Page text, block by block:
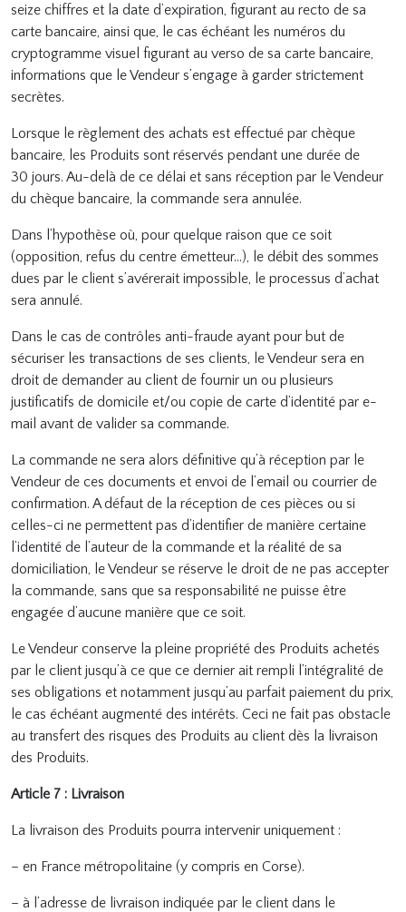
seize chiffres et la date d’expiration, figurant au recto de sa
carte bancaire, ainsi que, le cas échéant les numéros du
cryptogramme visuel figurant au verso de sa carte bancaire,
informations que le Vendeur s’engage à garder strictement
secrètes.
Lorsque le règlement des achats est effectué par chèque
bancaire, les Produits sont réservés pendant une durée de
30 jours. Au-delà de ce délai et sans réception par le Vendeur
du chèque bancaire, la commande sera annulée.
Dans l’hypothèse où, pour quelque raison que ce soit
(opposition, refus du centre émetteur…), le débit des sommes
dues par le client s’avérerait impossible, le processus d’achat
sera annulé.
Dans le cas de contrôles anti-fraude ayant pour but de
sécuriser les transactions de ses clients, le Vendeur sera en
droit de demander au client de fournir un ou plusieurs
justificatifs de domicile et/ou copie de carte d’identité par e-
mail avant de valider sa commande.
La commande ne sera alors définitive qu’à réception par le
Vendeur de ces documents et envoi de l’email ou courrier de
confirmation. A défaut de la réception de ces pièces ou si
celles-ci ne permettent pas d’identifier de manière certaine
l’identité de l’auteur de la commande et la réalité de sa
domiciliation, le Vendeur se réserve le droit de ne pas accepter
la commande, sans que sa responsabilité ne puisse être
engagée d’aucune manière que ce soit.
Le Vendeur conserve la pleine propriété des Produits achetés
par le client jusqu’à ce que ce dernier ait rempli l’intégralité de
ses obligations et notamment jusqu’au parfait paiement du prix,
le cas échéant augmenté des intérêts. Ceci ne fait pas obstacle
au transfert des risques des Produits au client dès la livraison
des Produits.
Article 7 : Livraison
La livraison des Produits pourra intervenir uniquement :
– en France métropolitaine (y compris en Corse).
– à l’adresse de livraison indiquée par le client dans le